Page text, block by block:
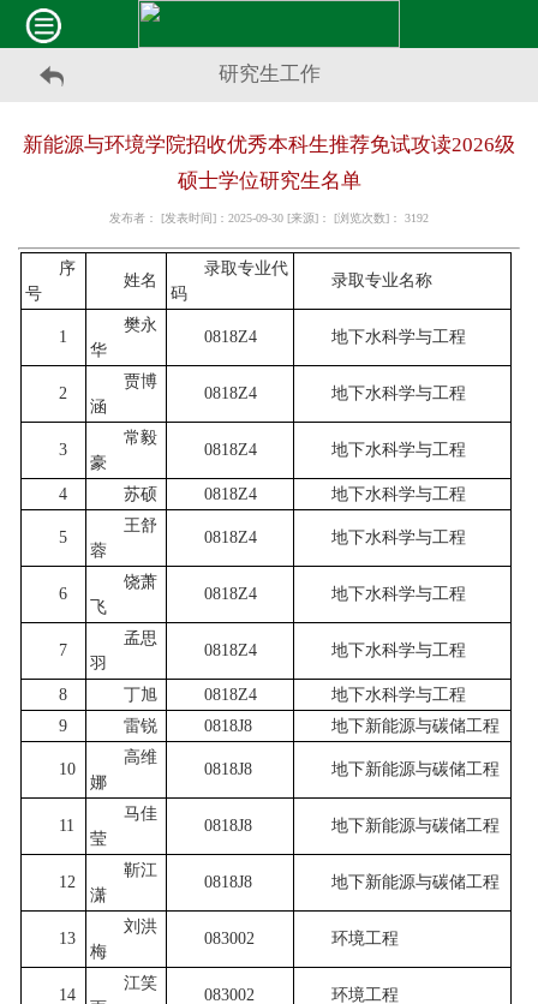
研究生工作
新能源与环境学院招收优秀本科生推荐免试攻读2026级
硕士学位研究生名单
发布者： [发表时间]：2025-09-30 [来源]： [浏览次数]： 3192
序
号
姓名
录取专业代
码
录取专业名称
1
樊永
华
0818Z4 地下水科学与工程
2
贾博
涵
0818Z4 地下水科学与工程
3
常毅
豪
0818Z4 地下水科学与工程
4 苏硕 0818Z4 地下水科学与工程
5
王舒
蓉
0818Z4 地下水科学与工程
6
饶萧
飞
0818Z4 地下水科学与工程
7
孟思
羽
0818Z4 地下水科学与工程
8 丁旭 0818Z4
地下水科学与工程
9
雷锐 0818J8 地下新能源与碳储工程
10
高维
娜
0818J8 地下新能源与碳储工程
11
马佳
莹
0818J8 地下新能源与碳储工程
12
靳江
潇
0818J8 地下新能源与碳储工程
13
刘洪
梅
083002 环境工程
14
江笑
083002 环境工程